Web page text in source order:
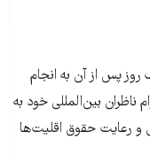
پس از آن به انجام
ناظران بین‌المللی خود به
و رعایت حقوق اقلیت‌ها